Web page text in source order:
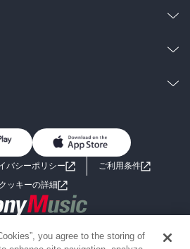
男子向けラノベ
小説
海外小説
SF
お問い合わせ
バシーポリシー
ご利用条件
クッキーの詳細
Music Entertainment(Japan) Inc.
for the Japan domestic market only
you agree to the storing of